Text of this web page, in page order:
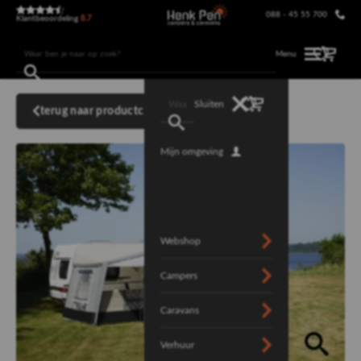
Klantbeoordeling 8.7
088 - 45 55 700
Menu
Sluiten
Mijn omgeving
Webshop
Campers
Caravans
Verhuur
terug naar productcategorie